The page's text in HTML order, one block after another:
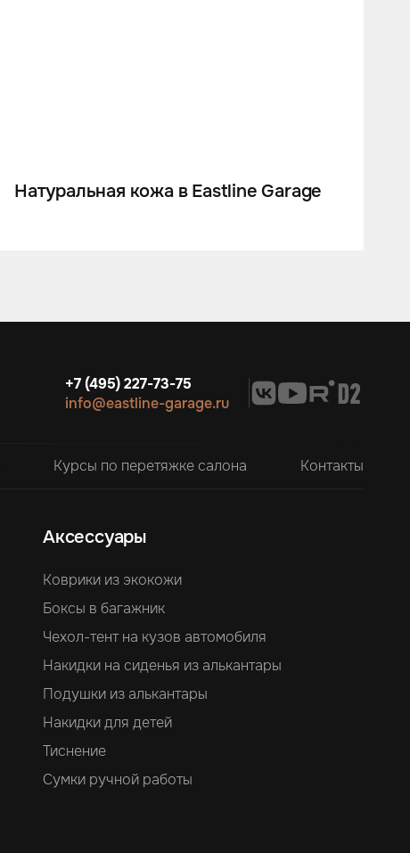
Натуральная кожа в Eastline Garage
+7 (495) 227-73-75
info@eastline-garage.ru
Курсы по перетяжке салона Контакты
Аксессуары
Коврики из экокожи
Боксы в багажник
Чехол-тент на кузов автомобиля
Накидки на сиденья из алькантары
Подушки из алькантары
Накидки для детей
Тиснение
Сумки ручной работы